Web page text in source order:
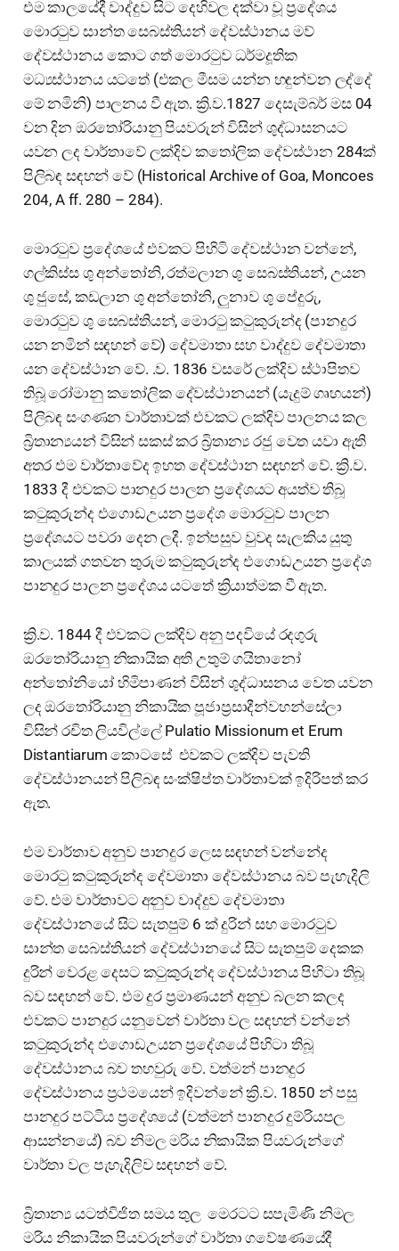
එම කාලයේදී වාද්දුව සිට දෙහිවල දක්වා වූ ප්‍රදේශය
මොරටුව සාන්ත සෙබස්තියන් දේවස්ථානය මව්
දේවස්ථානය කොට ගත් මොරටුව ධර්මදූතික
මධ්‍යස්ථානය යටතේ (එකල මීසම යන්න හඳුන්වන ලද්දේ
මේ නමිනි) පාලනය වී ඇත. ක්‍රි.ව.1827 දෙසැම්බර් මස 04
වන දින ඔරතෝරියානු පියවරුන් විසින් ශුද්ධාසනයට
යවන ලද වාර්තාවේ ලක්දිව කතෝලික දේවස්ථාන 284ක්
පිලිබඳ සඳහන් වේ (Historical Archive of Goa, Moncoes
204, A ff. 280 – 284).
මොරටුව ප්‍රදේශයේ එවකට පිහිටි දේවස්ථාන වන්නේ,
ගල්කිස්ස ශු අන්තෝනි, රත්මලාන ශු සෙබස්තියන්, උයන
ශු ජුසේ, කඩලාන ශු අන්තෝනි, ලුනාව ශු පේදුරු,
මොරටුව ශු සෙබස්තියන්, මොරටු කටුකුරුන්ද (පානදුර
යන නමින් සඳහන් වේ) දේවමාතා සහ වාද්දුව දේවමාතා
යන දේවස්ථාන වේ. .ව. 1836 වසරේ ලක්දිව ස්ථාපිතව
තිබූ රෝමානු කතෝලික දේවස්ථානයන් (යැදුම් ගෘහයන්)
පිලිබඳ සංගණන වාර්තාවක් එවකට ලක්දිව පාලනය කල
බ්‍රිතාන්‍යයන් විසින් සකස් කර බ්‍රිතාන්‍ය රජු වෙත යවා ඇති
අතර එම වාර්තාවේද ඉහත දේවස්ථාන සඳහන් වේ. ක්‍රි.ව.
1833 දී එවකට පානදුර පාලන ප්‍රදේශයට අයත්ව තිබූ
කටුකුරුන්ද එගොඩඋයන ප්‍රදේශ මොරටුව පාලන
ප්‍රදේශයට පවරා දෙන ලදී. ඉන්පසුව වුවද සැලකිය යුතු
කාලයක් ගතවන තුරුම කටුකුරුන්ද එගොඩඋයන ප්‍රදේශ
පානදුර පාලන ප්‍රදේශය යටතේ ක්‍රියාත්මක වී ඇත.
ක්‍රි.ව. 1844 දී එවකට ලක්දිව අනු පදවියේ රදගුරු
ඔරතෝරියානු නිකායික අති උතුම් ගයිතානෝ
අන්තෝනියෝ හිමිපාණන් විසින් ශුද්ධාසනය වෙත යවන
ලද ඔරතෝරියානු නිකායික පූජාප්‍රසාදීන්වහන්සේලා
විසින් රචිත ලියවිල්ලේ Pulatio Missionum et Erum
Distantiarum කොටසේ එවකට ලක්දිව පැවති
දේවස්ථානයන් පිලිබඳ සංක්ෂිප්ත වාර්තාවක් ඉදිරිපත් කර
ඇත.
එම වාර්තාව අනුව පානදුර ලෙස සඳහන් වන්නේද
මොරටු කටුකුරුන්ද දේවමාතා දේවස්ථානය බව පැහැදිලි
වේ. එම වාර්තාවට අනුව වාද්දුව දේවමාතා
දේවස්ථානයේ සිට සැතපුම් 6 ක් දුරින් සහ මොරටුව
සාන්ත සෙබස්තියන් දේවස්ථානයේ සිට සැතපුම් දෙකක
දුරින් වෙරළ දෙසට කටුකුරුන්ද දේවස්ථානය පිහිටා තිබූ
බව සඳහන් වේ. එම දුර ප්‍රමාණයන් අනුව බලන කලද
එවකට පානදුර යනුවෙන් වාර්තා වල සඳහන් වන්නේ
කටුකුරුන්ද එගොඩඋයන ප්‍රදේශයේ පිහිටා තිබූ
දේවස්ථානය බව තහවුරු වේ. වත්මන් පානදුර
දේවස්ථානය ප්‍රථමයෙන් ඉදිවන්නේ ක්‍රි.ව. 1850 න් පසු
පානදුර පට්ටිය ප්‍රදේශයේ (වත්මන් පානදුර දුම්රියපල
ආසන්නයේ) බව නිමල මරිය නිකායික පියවරුන්ගේ
වාර්තා වල පැහැදිලිව සඳහන් වේ.
බ්‍රිතාන්‍ය යටත්විජිත සමය තුල මෙරටට සපැමිණි නිමල
මරිය නිකායික පියවරුන්ගේ වාර්තා ගවේෂණයේදී